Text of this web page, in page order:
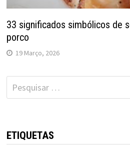
33 significados simbólicos de
porco
19 Março, 2026
Pesquisar
por:
ETIQUETAS